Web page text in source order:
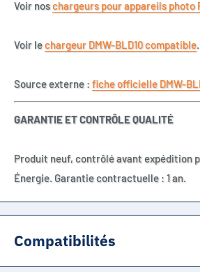
Voir noschargeurs pour appareils photo
Voir lechargeur DMW-BLD10 compatible.
Source externe : fiche officielle DMW-
GARANTIE ET CONTRÔLE QUALITÉ
Produit neuf, contrôlé avant expédition
Énergie. Garantie contractuelle : 1 an.
Compatibilités